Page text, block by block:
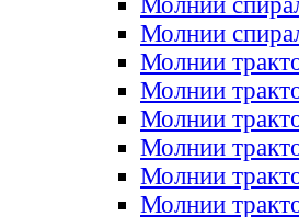
Молнии
Молнии
Молнии
Молнии
Молнии
Молнии
Молнии